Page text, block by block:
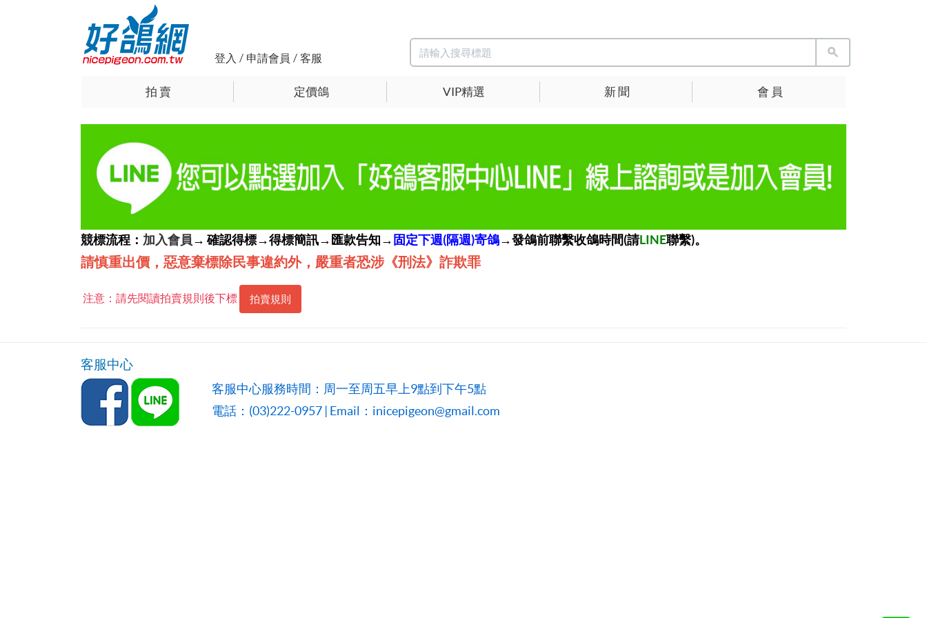
登入 / 申請會員 / 客服
拍 賣 定價鴿 VIP精選 新 聞 會 員
競標流程： 加入會員→ 確認得標→得標簡訊→匯款告知→固定下週(隔週)寄鴿→發鴿前聯繫收鴿時間(請LINE聯繫)。
請慎重出價，惡意棄標除民事違約外，嚴重者恐涉《刑法》詐欺罪
注意：請先閱讀拍賣規則後下標 拍賣規則
客服中心
客服中心服務時間：周一至周五早上9點到下午5點
電話：(03)222-0957 | Email：inicepigeon@gmail.com